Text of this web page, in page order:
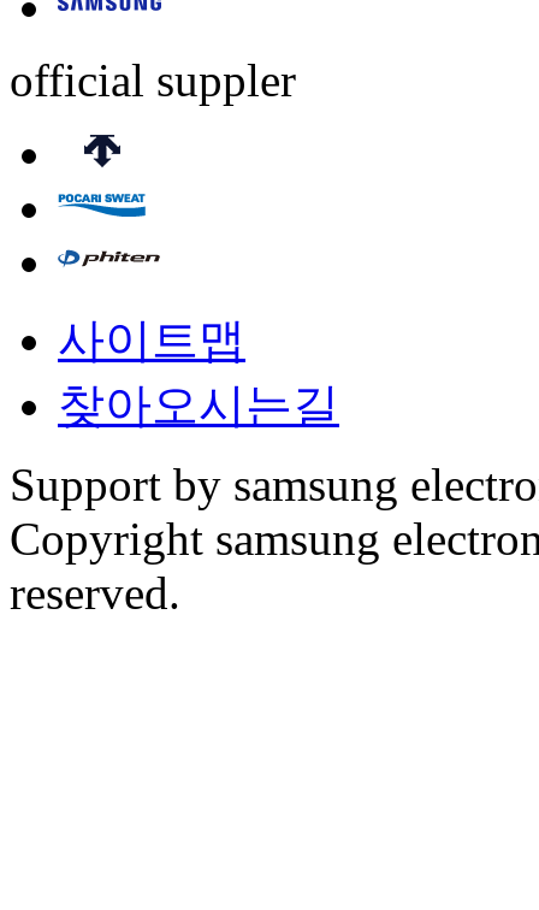
official suppler
사이트맵
찾아오시는길
Support by samsung
Copyright samsung
reserved.